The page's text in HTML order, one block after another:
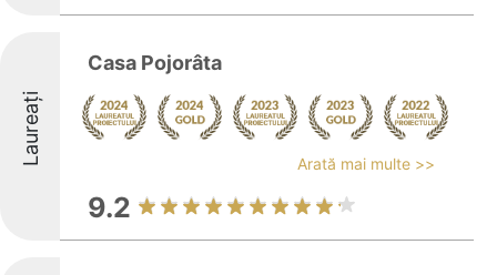
Laureați
Casa Pojorâta
Arată mai multe >>
9.2